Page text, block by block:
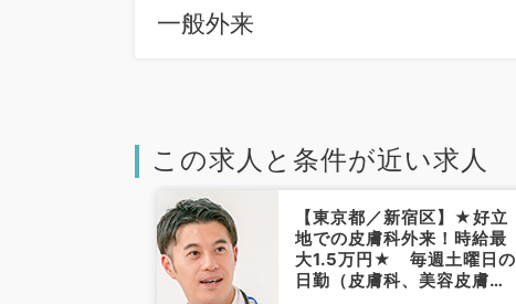
一般外来
この求人と条件が近い求人
【東京都／新宿区】★好立
地での皮膚科外来！時給最
大1.5万円★ 毎週土曜日の
日勤（皮膚科、美容皮膚科